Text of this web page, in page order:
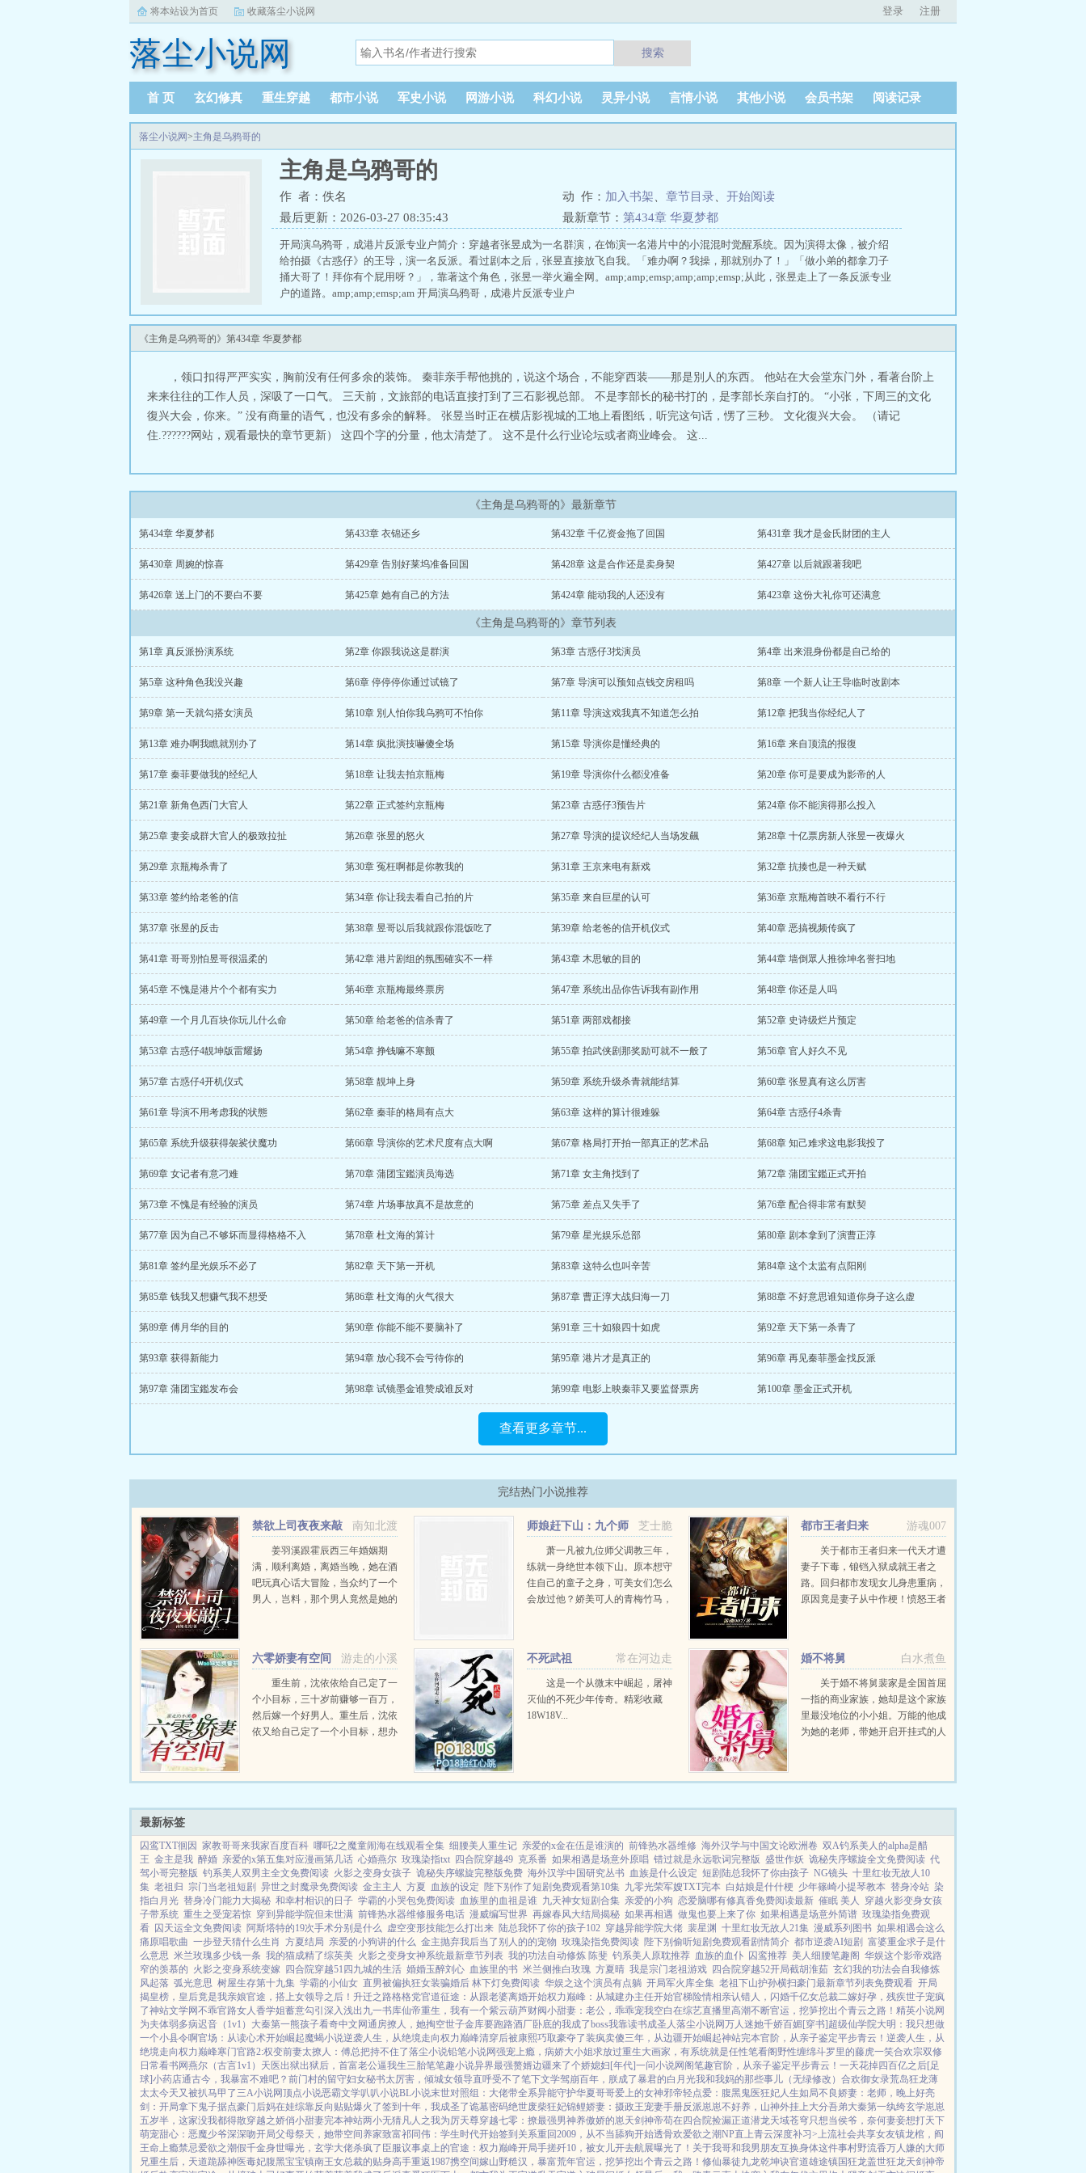
将本站设为首页 收藏落尘小说网 登录 注册
落尘小说网 搜索
首 页 玄幻修真 重生穿越 都市小说 军史小说 网游小说 科幻小说 灵异小说 言情小说 其他小说 会员书架 阅读记录
落尘小说网>主角是乌鸦哥的
主角是乌鸦哥的
作 者：佚名 动 作： 加入书架 章节目录
开始阅读
最后更新：2026-03-27 08:35:43
最新章节： 第434章 华夏梦都
开局演乌鸦哥，成港片反派专业户简介：穿越者张昱成为一名群演，在饰演一名港片中的小混混时觉醒系统。因为演得太像，被介绍
给拍摄《古惑仔》的王导，演一名反派。看过剧本之后，张昱直接放飞自我。「难办啊？我操，那就別办了！」「做小弟的都拿刀子
捅大哥了！拜你有个屁用呀？」，靠著这个角色，张昱一举火遍全网。amp;amp;emsp;amp;amp;emsp;从此，张昱走上了一条反派专业
户的道路。amp;amp;emsp;am 开局演乌鸦哥，成港片反派专业户
《主角是乌鸦哥的》第434章 华夏梦都
，领口扣得严严实实，胸前没有任何多余的装饰。 秦菲亲手帮他挑的，说这个场合，不能穿西装——那是別人的东西。 他站在大会堂东门外，看著台阶上
来来往往的工作人员，深吸了一口气。 三天前，文旅部的电话直接打到了三石影视总部。 不是李部长的秘书打的，是李部长亲自打的。 “小张，下周三的文化
復兴大会，你来。” 没有商量的语气，也没有多余的解释。 张昱当时正在横店影视城的工地上看图纸，听完这句话，愣了三秒。 文化復兴大会。 （请记
住.??????网站，观看最快的章节更新） 这四个字的分量，他太清楚了。 这不是什么行业论坛或者商业峰会。 这...
《主角是乌鸦哥的》最新章节
第434章 华夏梦都 第433章 衣锦还乡 第432章 千亿资金拖了回国 第431章 我才是金氏財团的主人
第430章 周婉的惊喜 第429章 告別好莱坞准备回国 第428章 这是合作还是卖身契 第427章 以后就跟著我吧
第426章 送上门的不要白不要 第425章 她有自己的方法 第424章 能动我的人还没有 第423章 这份大礼你可还满意
《主角是乌鸦哥的》章节列表
第1章 真反派扮演系统 第2章 你跟我说这是群演 第3章 古惑仔3找演员 第4章 出来混身份都是自己给的
第5章 这种角色我没兴趣 第6章 停停停你通过试镜了 第7章 导演可以预知点钱交房租吗 第8章 一个新人让王导临时改剧本
第9章 第一天就勾搭女演员 第10章 別人怕你我乌鸦可不怕你 第11章 导演这戏我真不知道怎么拍 第12章 把我当你经纪人了
第13章 难办啊我瞧就別办了 第14章 疯批演技嚇傻全场 第15章 导演你是懂经典的 第16章 来自顶流的报復
第17章 秦菲要做我的经纪人 第18章 让我去拍京瓶梅 第19章 导演你什么都没准备 第20章 你可是要成为影帝的人
第21章 新角色西门大官人 第22章 正式签约京瓶梅 第23章 古惑仔3预告片 第24章 你不能演得那么投入
第25章 妻妾成群大官人的极致拉扯 第26章 张昱的怒火 第27章 导演的提议经纪人当场发飆 第28章 十亿票房新人张昱一夜爆火
第29章 京瓶梅杀青了 第30章 冤枉啊都是你教我的 第31章 王京来电有新戏 第32章 抗揍也是一种天赋
第33章 签约给老爸的信 第34章 你让我去看自己拍的片 第35章 来自巨星的认可 第36章 京瓶梅首映不看行不行
第37章 张昱的反击 第38章 昱哥以后我就跟你混饭吃了 第39章 给老爸的信开机仪式 第40章 恶搞视频传疯了
第41章 哥哥別怕昱哥很温柔的 第42章 港片剧组的氛围確实不一样 第43章 木思敏的目的 第44章 墙倒眾人推徐坤名誉扫地
第45章 不愧是港片个个都有实力 第46章 京瓶梅最终票房 第47章 系统出品你告诉我有副作用 第48章 你还是人吗
第49章 一个月几百块你玩儿什么命 第50章 给老爸的信杀青了 第51章 两部戏都接 第52章 史诗级烂片预定
第53章 古惑仔4靚坤版雷耀扬 第54章 挣钱嘛不寒颤 第55章 拍武侠剧那奖励可就不一般了 第56章 官人好久不见
第57章 古惑仔4开机仪式 第58章 靚坤上身 第59章 系统升级杀青就能结算 第60章 张昱真有这么厉害
第61章 导演不用考虑我的状態 第62章 秦菲的格局有点大 第63章 这样的算计很难躲 第64章 古惑仔4杀青
第65章 系统升级获得袈裟伏魔功 第66章 导演你的艺术尺度有点大啊 第67章 格局打开拍一部真正的艺术品 第68章 知己难求这电影我投了
第69章 女记者有意刁难 第70章 蒲团宝鑑演员海选 第71章 女主角找到了 第72章 蒲团宝鑑正式开拍
第73章 不愧是有经验的演员 第74章 片场事故真不是故意的 第75章 差点又失手了 第76章 配合得非常有默契
第77章 因为自己不够坏而显得格格不入 第78章 杜文海的算计 第79章 星光娱乐总部 第80章 剧本拿到了演曹正淳
第81章 签约星光娱乐不必了 第82章 天下第一开机 第83章 这特么也叫辛苦 第84章 这个太监有点阳刚
第85章 钱我又想赚气我不想受 第86章 杜文海的火气很大 第87章 曹正淳大战归海一刀 第88章 不好意思谁知道你身子这么虚
第89章 傅月华的目的 第90章 你能不能不要脑补了 第91章 三十如狼四十如虎 第92章 天下第一杀青了
第93章 获得新能力 第94章 放心我不会亏待你的 第95章 港片才是真正的 第96章 再见秦菲墨金找反派
第97章 蒲团宝鑑发布会 第98章 试镜墨金谁赞成谁反对 第99章 电影上映秦菲又要监督票房 第100章 墨金正式开机
查看更多章节...
完结热门小说推荐
南知北渡
禁欲上司夜夜来敲
姜羽溪跟霍辰西三年婚姻期
满，顺利离婚，离婚当晚，她在酒
吧玩真心话大冒险，当众约了一个
男人，岂料，那个男人竟然是她的
作。然后转...
芝士脆
师娘赶下山：九个师
姐绝色倾城
萧一凡被九位师父调教三年，
练就一身绝世本领下山。原本想守
住自己的童子之身，可美女们怎么
会放过他？娇美可人的青梅竹马，
了！...
游魂007
都市王者归来
关于都市王者归来一代天才遭
妻子下毒，锒铛入狱成就王者之
路。回归都市发现女儿身患重病，
原因竟是妻子从中作梗！愤怒王者
游走的小溪
六零娇妻有空间
重生前，沈依依给自己定了一
个小目标，三十岁前赚够一百万，
然后嫁一个好男人。重生后，沈依
依又给自己定了一个小目标，想办
大房子，重点还要把这个别人眼里
常在河边走
不死武祖
这是一个从微末中崛起，屠神
灭仙的不死少年传奇。精彩收藏
18W18V...
白水煮鱼
婚不将舅
关于婚不将舅裴家是全国首屈
一指的商业家族，她却是这个家族
里最没地位的小小姐。万能的他成
为她的老师，带她开启开挂式的人
权的那个太子爷宠极了他的小‘外
最新标签
囚鸾TXT徊因 家教哥哥来我家百度百科 哪吒2之魔童闹海在线观看全集 细腰美人重生记 亲爱的x金在伍是谁演的 前锋热水器维修 海外汉学与中国文论欧洲卷 双A钓系美人的alpha是醋
王 金主是我 醉婚 亲爱的x第五集对应漫画第几话 心婚燕尔 玫瑰染指txt 四合院穿越49 克系番 如果相遇是场意外原唱 错过就是永远歌词完整版 盛世作妖 诡秘失序螺旋全文免费阅读 代
驾小哥完整版 钓系美人双男主全文免费阅读 火影之变身女孩子 诡秘失序螺旋完整版免费 海外汉学中国研究丛书 血族是什么设定 短剧陆总我怀了你由孩子 NG镜头 十里红妆无故人10
集 老祖归 宗门当老祖短剧 异世之封魔录免费阅读 金主主人 方夏 血族的设定 陛下别作了短剧免费观看第10集 九零光荣军嫂TXT完本 白姑娘是什什梗 少年篠崎小提琴教本 替身冷站 染
指白月光 替身冷门能力大揭秘 和幸村相识的日子 学霸的小哭包免费阅读 血族里的血祖是谁 九天神女短剧合集 亲爱的小狗 恋爱脑哪有修真香免费阅读最新 催眠 美人
穿越火影变身女孩
子带系统 重生之受宠若惊 穿到异能学院但未世满 前锋热水器维修服务电话 漫威编写世界 再嫁春风大结局揭秘 如果再相遇 做鬼也要上来了你 如果相遇是场意外简谱 玫瑰染指免费观
看 囚天运全文免费阅读 阿斯塔特的19次手术分别是什么 虚空变形技能怎么打出来 陆总我怀了你的孩子102 穿越异能学院大佬 裴星渊 十里红妆无故人21集 漫威系列图书 如果相遇会这么
痛原唱歌曲 一步登天猜什么生肖 方夏结局 亲爱的小狗讲的什么 金主抛弃我后当了别人的的宠物 玫瑰染指免费阅读 陛下别偷听短剧免费观看剧情简介 都市逆袭AI短剧 富婆重金求子是什
么意思 米兰玫瑰多少钱一条 我的猫成精了综英美 火影之变身女神系统最新章节列表 我的功法自动修炼 陈斐 钓系美人原耽推荐 血族的血仆 囚鸾推荐 美人细腰笔趣阁 华娱这个影帝戏路
窄的羡慕的 火影之变身系统变嫁 四合院穿越51四九城的生活 婚婚玉醉刘心 血族里的书 米兰侧推白玫瑰 方夏晴 我是宗门老祖游戏 四合院穿越52开局截胡淮茹 玄幻我的功法会自我修炼
风起落 弧光意思 树屋生存第十九集 学霸的小仙女 直男被偏执狂女装骗婚后 林下灯免费阅读 华娱之这个演员有点躺 开局军火库全集 老祖下山护孙横扫豪门最新章节列表免费观看 开局
揭皇榜，皇后竟是我亲娘官途，搭上女领导之后！ 升迁之路格格党官道征途：从跟老婆离婚开始权力巅峰：从城建办主任开始官梯险情相亲认错人，闪婚千亿女总裁二嫁好孕，残疾世子宠疯
了神站文学网不乖官路女人香学姐蓄意勾引 深入浅出 九一书库仙帝重生，我有一个紫云葫芦财阀小甜妻：老公，乖乖宠我空白在综艺直播里高潮不断官运，挖笋挖出个青云之路！ 精英小说网
为夫体弱多病迟音（1v1） 大秦第一熊孩子看奇中文网通房撩人，她掏空世子金库要跑路酒厂卧底的我成了boss我靠读书成圣人落尘小说网万人迷她千娇百媚[穿书] 超级仙学院大明：我只想做
一个小县令啊官场：从读心术开始崛起魔蝎小说逆袭人生，从绝境走向权力巅峰清穿后被康熙巧取豪夺了装疯卖傻三年，从边疆开始崛起神站完本官阶，从亲子鉴定平步青云！ 逆袭人生，从
绝境走向权力巅峰寒门官路2:权变前妻太撩人：傅总把持不住了落尘小说铅笔小说网强宠上瘾，病娇大小姐求放过重生大画家，有系统就是任性笔看阁 野性缠绵斗罗里的藤虎一笑合欢宗双修
日常看书网燕尔（古言1v1） 天医出狱出狱后，首富老公逼我生三胎笔笔趣小说异界最强赘婿边疆来了个娇媳妇[年代]一问小说网 阁笔趣官阶，从亲子鉴定平步青云！ 一天花掉四百亿之后[足
球]小药店通古今，我暴富不难吧？ 前门村的留守妇女秘书太厉害，倾城女领导直呼受不了笔下文学驾崩百年，朕成了暴君的白月光我和我妈的那些事儿（无绿修改） 合欢御女录荒岛狂龙薄
太太今天又被扒马甲了 三A小说网顶点小说恶霸文学叭叭小说BL小说末世对照组：大佬带全系异能守护华夏哥哥爱上的女神邪帝轻点爱：腹黑鬼医狂妃人生如局不良娇妻：老师，晚上好亮
剑：开局拿下鬼子据点豪门后妈在娃综靠反向贴贴爆火了签到十年，我成圣了诡墓密码绝世废柴狂妃锦鲤娇妻：摄政王宠妻手册反派崽崽不好养，山神外挂上大分吾弟大秦第一纨绔玄学崽崽
五岁半，这家没我都得散穿越之娇俏小甜妻完本神站两小无猜凡人之我为厉天尊穿越七零：撩最强男神养傲娇的崽天剑神帝苟在四合院捡漏正道潜龙天域苍穹只想当侯爷，奈何妻妾想打天下
萌宠甜心：恶魔少爷深深吻开局父母祭天，她带空间养家致富祁同伟：学生时代开始签到关系重回2009，从不当舔狗开始透骨欢爱欲之潮NP直上青云深度补习>上流社会共享女友镇龙棺，阎
王命上瘾禁忌爱欲之潮假千金身世曝光，玄学大佬杀疯了 臣服议事桌上的官途：权力巅峰开局手搓歼10，被女儿开去航展曝光了！ 关于我哥和我男朋友互换身体这件事村野流香万人嫌的大师
兄重生后，天道跪舔神医毒妃腹黑宝宝镇南王女总裁的贴身高手重返1987携空间嫁山野糙汉，暴富荒年官运，挖笋挖出个青云之路！ 修仙暴徒九龙乾坤诀官道雄途镇国狂龙盖世狂龙天剑神帝